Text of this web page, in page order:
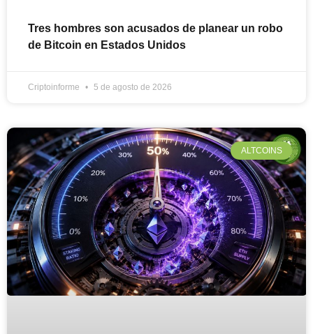
Tres hombres son acusados de planear un robo
de Bitcoin en Estados Unidos
Criptoinforme 5 de agosto de 2026
ALTCOINS